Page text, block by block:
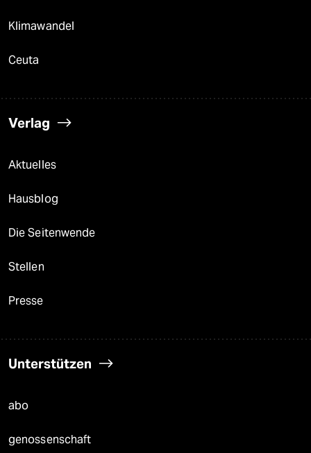
Klimawandel
Ceuta
Verlag
Aktuelles
Hausblog
Die Seitenwende
Stellen
Presse
Unterstützen
abo
genossenschaft